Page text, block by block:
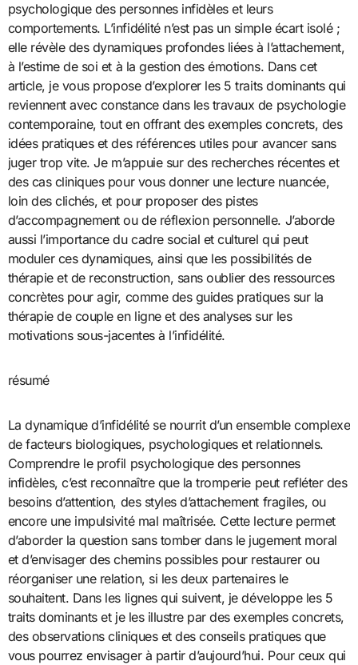
psychologique des personnes infidèles et leurs
comportements. L’infidélité n’est pas un simple écart isolé ;
elle révèle des dynamiques profondes liées à l’attachement,
à l’estime de soi et à la gestion des émotions. Dans cet
article, je vous propose d’explorer les 5 traits dominants qui
reviennent avec constance dans les travaux de psychologie
contemporaine, tout en offrant des exemples concrets, des
idées pratiques et des références utiles pour avancer sans
juger trop vite. Je m’appuie sur des recherches récentes et
des cas cliniques pour vous donner une lecture nuancée,
loin des clichés, et pour proposer des pistes
d’accompagnement ou de réflexion personnelle. J’aborde
aussi l’importance du cadre social et culturel qui peut
moduler ces dynamiques, ainsi que les possibilités de
thérapie et de reconstruction, sans oublier des ressources
concrètes pour agir, comme des guides pratiques sur la
thérapie de couple en ligne et des analyses sur les
motivations sous-jacentes à l’infidélité.
résumé
La dynamique d’infidélité se nourrit d’un ensemble complexe
de facteurs biologiques, psychologiques et relationnels.
Comprendre le profil psychologique des personnes
infidèles, c’est reconnaître que la tromperie peut refléter des
besoins d’attention, des styles d’attachement fragiles, ou
encore une impulsivité mal maîtrisée. Cette lecture permet
d’aborder la question sans tomber dans le jugement moral
et d’envisager des chemins possibles pour restaurer ou
réorganiser une relation, si les deux partenaires le
souhaitent. Dans les lignes qui suivent, je développe les 5
traits dominants et je les illustre par des exemples concrets,
des observations cliniques et des conseils pratiques que
vous pourrez envisager à partir d’aujourd’hui. Pour ceux qui